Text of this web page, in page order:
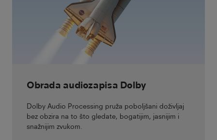
Obrada audiozapisa Dolby
Dolby Audio Processing pruža poboljšani doživljaj
bez obzira na to što gledate, bogatijim, jasnijim i
snažnijim zvukom.